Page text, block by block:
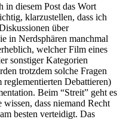
in diesem Post das Wort
klarzustellen, dass ich
über
in Nerdsphären manchmal
welcher Film eines
sonstiger Kategorien
trotzdem solche Fragen
Debattieren)
Beim “Streit” geht es
dass niemand Recht
besten verteidigt. Das